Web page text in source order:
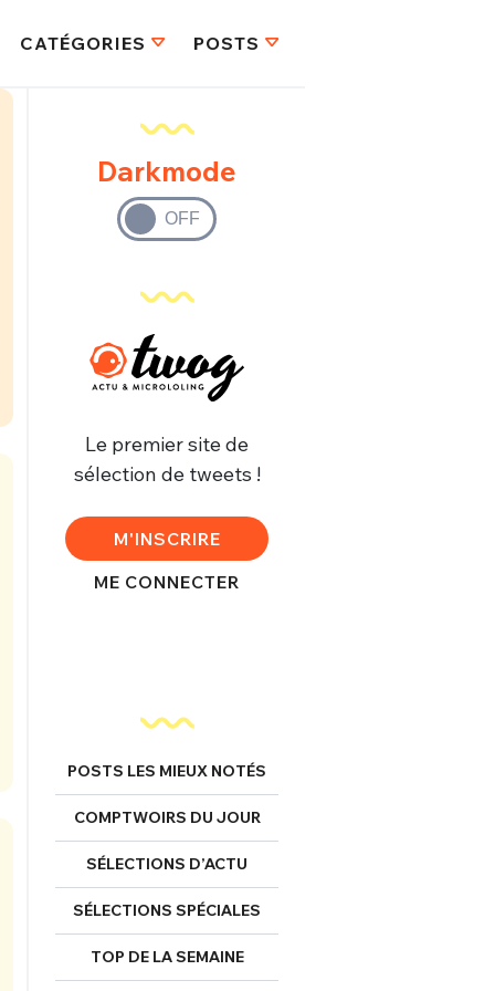
CATÉGORIES POSTS
Darkmode
Le premier site de
sélection de tweets !
M'INSCRIRE
ME CONNECTER
POSTS LES MIEUX NOTÉS
COMPTWOIRS DU JOUR
SÉLECTIONS D’ACTU
SÉLECTIONS SPÉCIALES
TOP DE LA SEMAINE